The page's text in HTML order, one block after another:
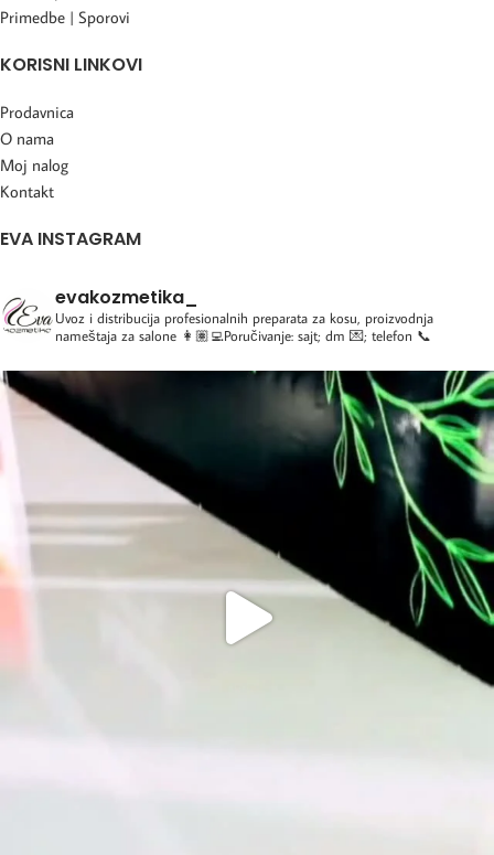
Primedbe | Sporovi
KORISNI LINKOVI
Prodavnica
O nama
Moj nalog
Kontakt
EVA INSTAGRAM
evakozmetika_
Uvoz i distribucija profesionalnih preparata za kosu, proizvodnja
nameštaja za salone 👩🏽‍💻Poručivanje: sajt; dm 💌; telefon 📞